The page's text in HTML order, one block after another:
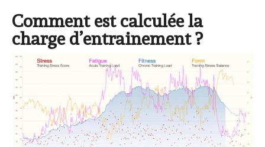
Comment est calculée la
charge d’entrainement ?